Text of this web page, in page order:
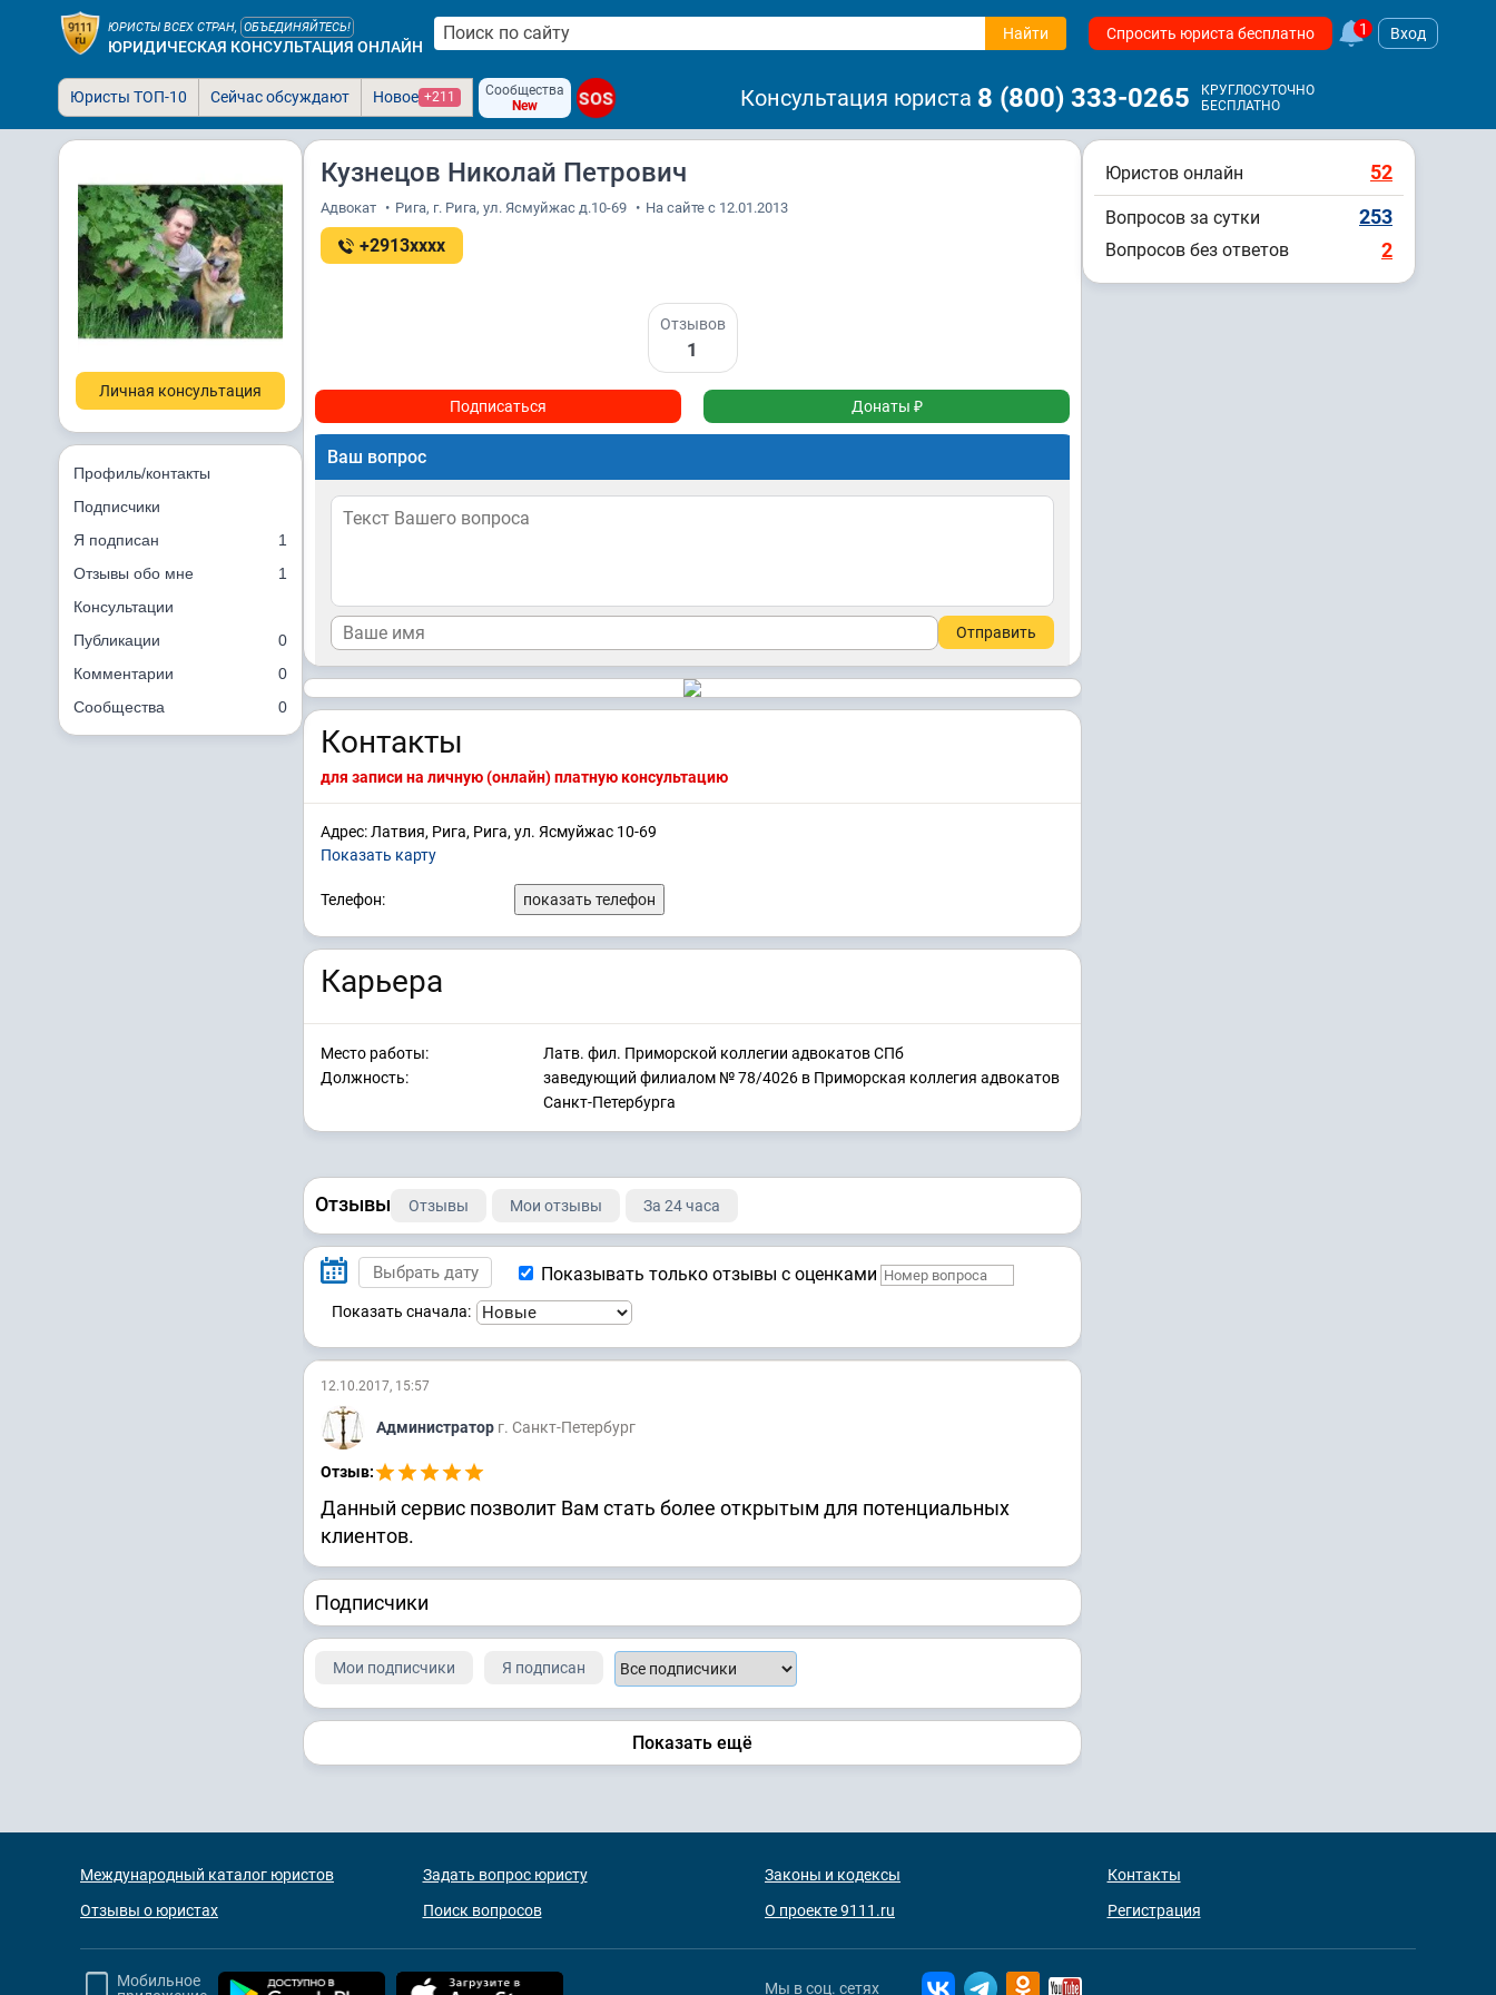
ЮРИСТЫ ВСЕХ СТРАН, ОБЪЕДИНЯЙТЕСЬ!
ЮРИДИЧЕСКАЯ КОНСУЛЬТАЦИЯ ОНЛАЙН
Найти Спросить юриста бесплатно 1 Вход
Юристы ТОП-10 Сейчас обсуждают Новое +211
Сообщества
New
SOS Консультация юриста 8 (800) 333-0265
КРУГЛОСУТОЧНО
БЕСПЛАТНО
Личная консультация
Профиль/контакты
Подписчики
Я подписан
1
Отзывы обо мне
1
Консультации
Публикации
0
Комментарии
0
Сообщества
0
Кузнецов Николай Петрович
Адвокат • Рига, г. Рига, ул. Ясмуйжас д.10-69 • На сайте с 12.01.2013
+2913xxxx
Отзывов
1
Подписаться Донаты ₽
Ваш вопрос
Отправить
Контакты
для записи на личную (онлайн) платную консультацию
Адрес: Латвия, Рига, Рига, ул. Ясмуйжас 10-69
Показать карту
Телефон: показать телефон
Карьера
Место работы:
Латв. фил. Приморской коллегии адвокатов СПб
Должность:
заведующий филиалом № 78/4026 в Приморская коллегия адвокатов
Санкт-Петербурга
Отзывы Отзывы Мои отзывы За 24 часа
Показывать только отзывы с оценками
Показать сначала:
12.10.2017, 15:57
Администратор г. Санкт-Петербург
Отзыв:
Данный сервис позволит Вам стать более открытым для потенциальных
клиентов.
Подписчики
Мои подписчики Я подписан
Показать ещё
Юристов онлайн 52
Вопросов за сутки 253
Вопросов без ответов 2
Международный каталог юристов
Отзывы о юристах
Задать вопрос юристу
Поиск вопросов
Законы и кодексы
О проекте 9111.ru
Контакты
Регистрация
Мобильное
Мы в соц. сетях